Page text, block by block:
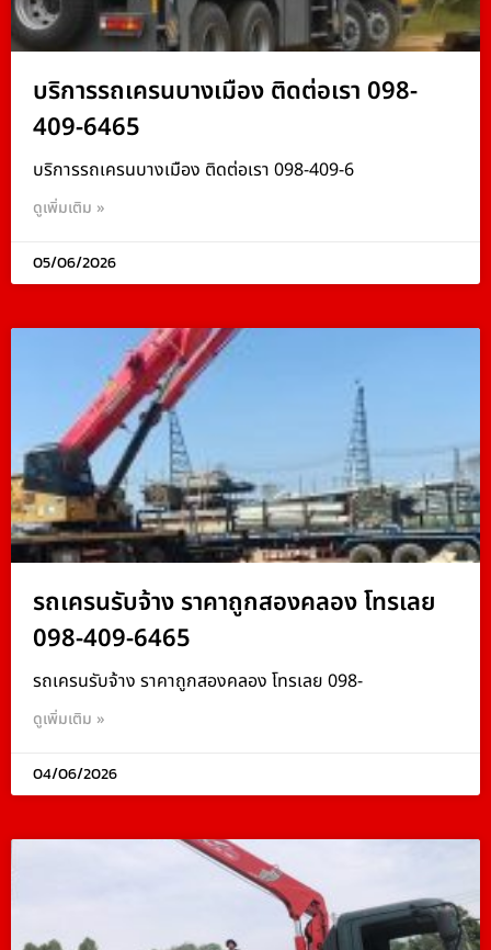
บริการรถเครนบางเมือง ติดต่อเรา 098-
409-6465
บริการรถเครนบางเมือง ติดต่อเรา 098-409-6
ดูเพิ่มเติม »
05/06/2026
รถเครนรับจ้าง ราคาถูกสองคลอง โทรเลย
098-409-6465
รถเครนรับจ้าง ราคาถูกสองคลอง โทรเลย 098-
ดูเพิ่มเติม »
04/06/2026